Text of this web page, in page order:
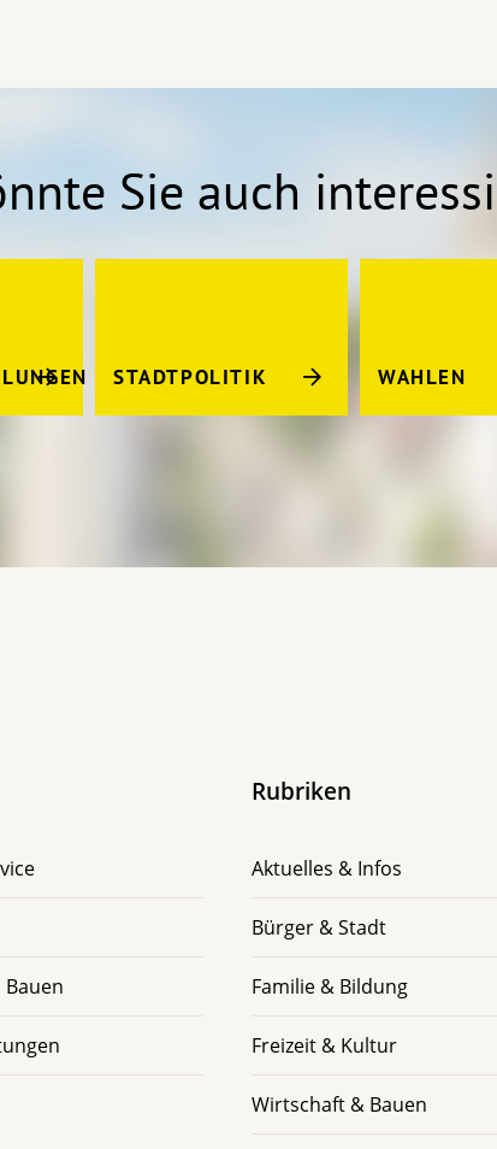
Sie auch
STADTPOLITIK WAHLEN
Rubriken
Aktuelles & Infos
Bürger & Stadt
Familie & Bildung
Freizeit & Kultur
Wirtschaft & Bauen